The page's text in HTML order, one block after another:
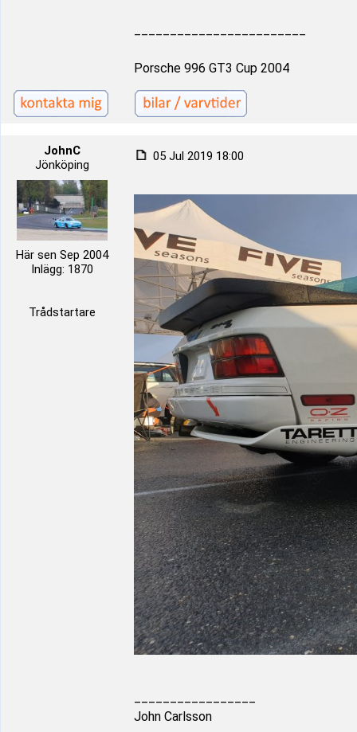
Porsche 996 GT3 Cup 2004
JohnC
Jönköping
Här sen Sep 2004
Inlägg: 1870
Trådstartare
05 Jul 2019 18:00
John Carlsson